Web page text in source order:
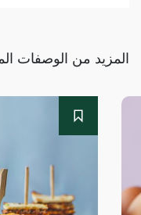
المزيد من الوصفات